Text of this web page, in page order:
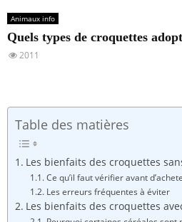
Animaux info
Quels types de croquettes
2011
Table des matières
Les bienfaits des croquettes
Ce qu’il faut vérifier avant
Les erreurs fréquentes à éviter
Les bienfaits des croquettes